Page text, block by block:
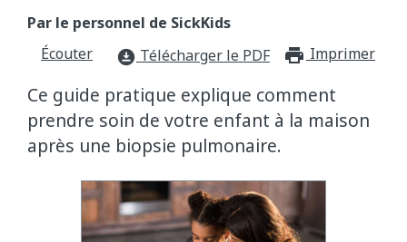
Par le personnel de SickKids
Écouter
download_for_offline Télécharger le PDF Imprimer
Ce guide pratique explique comment
prendre soin de votre enfant à la maison
après une biopsie pulmonaire.